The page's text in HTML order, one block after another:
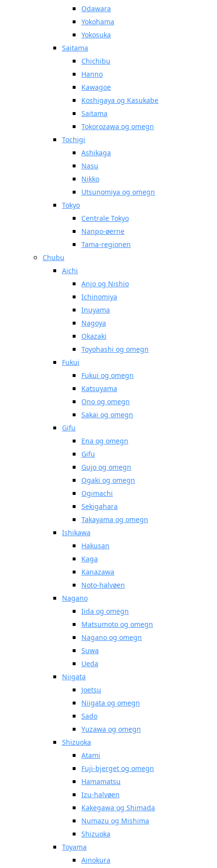
Odawara
Yokohama
Yokosuka
Saitama
Chichibu
Hanno
Kawagoe
Koshigaya og Kasukabe
Saitama
Tokorozawa og omegn
Tochigi
Ashikaga
Nasu
Nikko
Utsunomiya og omegn
Tokyo
Centrale Tokyo
Nanpo-øerne
Tama-regionen
Chubu
Aichi
Anjo og Nishio
Ichinomiya
Inuyama
Nagoya
Okazaki
Toyohashi og omegn
Fukui
Fukui og omegn
Katsuyama
Ono og omegn
Sakai og omegn
Gifu
Ena og omegn
Gifu
Gujo og omegn
Ogaki og omegn
Ogimachi
Sekigahara
Takayama og omegn
Ishikawa
Hakusan
Kaga
Kanazawa
Noto-halvøen
Nagano
Iida og omegn
Matsumoto og omegn
Nagano og omegn
Suwa
Ueda
Niigata
Joetsu
Niigata og omegn
Sado
Yuzawa og omegn
Shizuoka
Atami
Fuji-bjerget og omegn
Hamamatsu
Izu-halvøen
Kakegawa og Shimada
Numazu og Mishima
Shizuoka
Toyama
Ainokura